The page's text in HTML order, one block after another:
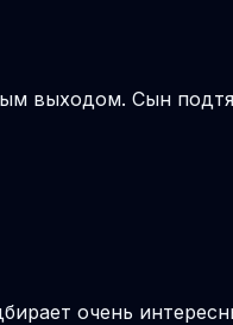
выходом. Сын
очень